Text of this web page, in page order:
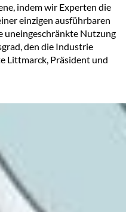
indem wir Experten die
einzigen ausführbaren
uneingeschränkte Nutzung
den die Industrie
Littmarck, Präsident und